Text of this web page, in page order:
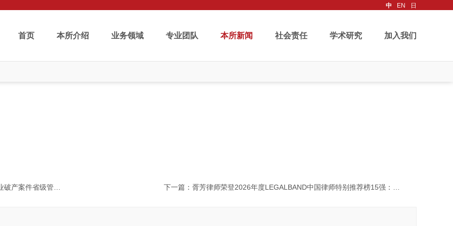
中 EN 日
首页 本所介绍 业务领域 专业团队 本所新闻 社会责任 学术研究 加入我们
件省级管理人名册 下一篇 ：胥芳律师荣登2026年度LEGALBAND中国律师特别推荐榜15强：投资争议解决榜单